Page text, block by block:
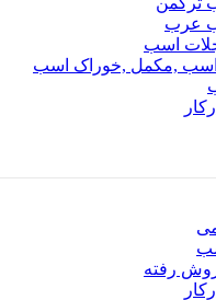
عرب
اسب
اسب ,مکمل ,خوراک اسب
رفته